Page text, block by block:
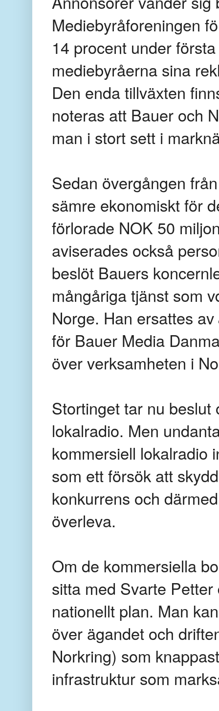
Mediebyråforeningen
14 procent under
mediebyråerna sina
Den enda tillväxten
noteras att Bauer och
man i stort sett i
Sedan övergången
sämre ekonomiskt för
förlorade NOK 50
aviserades också
beslöt Bauers
mångåriga tjänst som
Norge. Han ersattes av
för Bauer Media
över verksamheten i
Stortinget tar nu
lokalradio. Men
kommersiell lokalradio
som ett försök att
konkurrens och
överleva.
Om de kommersiella
sitta med Svarte
nationellt plan. Man
över ägandet och
Norkring) som
infrastruktur som